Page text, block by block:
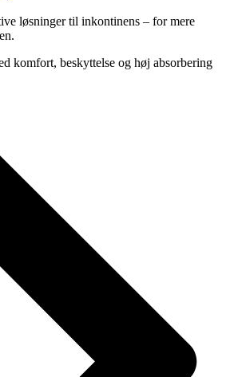
løsninger til inkontinens – for mere
komfort, beskyttelse og høj absorbering